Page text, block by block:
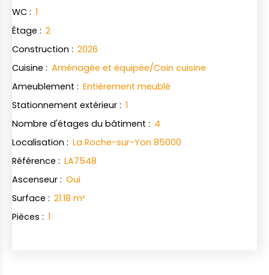
WC : 1
Étage : 2
Construction : 2026
Cuisine : Aménagée et équipée/Coin cuisine
Ameublement : Entièrement meublé
Stationnement extérieur : 1
Nombre d'étages du bâtiment : 4
Localisation : La Roche-sur-Yon 85000
Référence : LA7548
Ascenseur : Oui
Surface : 21.18 m²
Pièces : 1